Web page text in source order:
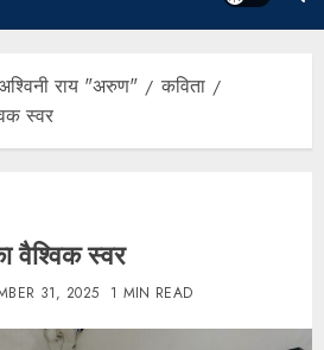
अश्विनी राय "अरुण"
कविता
स्वर
वैश्विक स्वर
31, 2025 1 MIN READ